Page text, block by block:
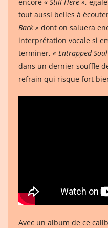
tout aussi belles à
Back » dont on saluera
interprétation vocale si
terminer, « Entrapped
dans un dernier souffle
refrain qui risque fort
Avec un album de ce